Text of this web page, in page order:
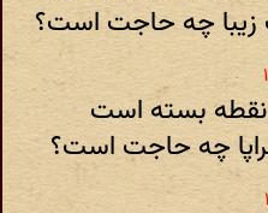
چه حاجت است؟
نقطه بسته است
چه حاجت است؟